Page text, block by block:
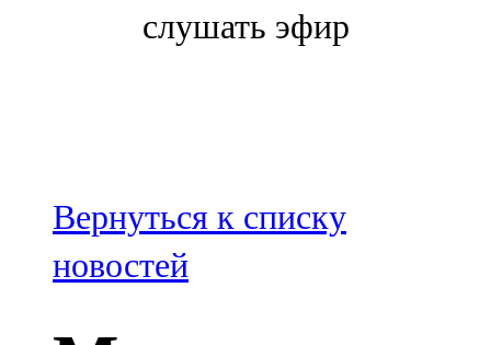
100,3 FM
Зәй
106,6 FM
слушать эфир
Вернуться к списку
новостей